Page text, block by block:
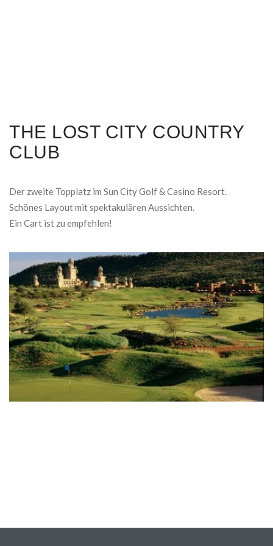
THE LOST CITY COUNTRY
CLUB
Der zweite Topplatz im Sun City Golf & Casino Resort.
Schönes Layout mit spektakulären Aussichten.
Ein Cart ist zu empfehlen!